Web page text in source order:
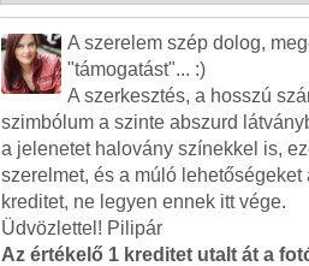
A szerelem szép dolog,
"támogatást"... :)
A szerkesztés, a hosszú
szimbólum a szinte abszurd
a jelenetet halovány színekkel is,
szerelmet, és a múló
kreditet, ne legyen ennek itt vége.
Üdvözlettel! Pilipár
Az értékelő 1 kreditet utalt át a